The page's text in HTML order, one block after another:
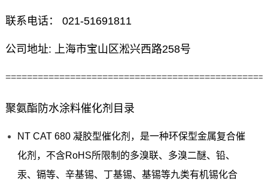
联系电话： 021-51691811
公司地址: 上海市宝山区淞兴西路258号
聚氨酯防水涂料催化剂目录
NT CAT 680 凝胶型催化剂，是一种环保型金属复合催
化剂，不含RoHS所限制的多溴联、多溴二醚、铅、
汞、镉等、辛基锡、丁基锡、基锡等九类有机锡化合